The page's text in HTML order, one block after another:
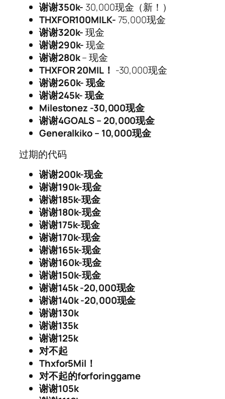
谢谢350k- 30,000现金（新！）
THXFOR100MILK-75,000现金
谢谢320k-现金
谢谢290k-现金
谢谢280k– 现金
THXFOR 20MIL！ -30,000现金
谢谢260k-现金
谢谢245k-现金
Milestonez -30,000现金
谢谢4GOALS– 20,000现金
Generalkiko– 10,000现金
过期的代码
谢谢200k-现金
谢谢190k-现金
谢谢185k-现金
谢谢180k-现金
谢谢175k-现金
谢谢170k-现金
谢谢165k-现金
谢谢160k-现金
谢谢150k-现金
谢谢145k -20,000现金
谢谢140k -20,000现金
谢谢130k
谢谢135k
谢谢125k
对不起
Thxfor5Mil！
对不起的forforinggame
谢谢105k